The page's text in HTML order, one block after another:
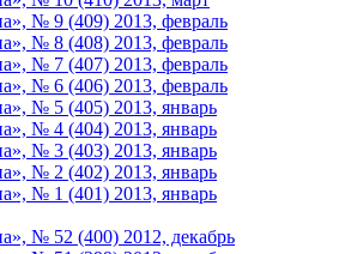
№ 9 (409) 2013, февраль
№ 8 (408) 2013, февраль
№ 7 (407) 2013, февраль
№ 6 (406) 2013, февраль
№ 5 (405) 2013, январь
№ 4 (404) 2013, январь
№ 3 (403) 2013, январь
№ 2 (402) 2013, январь
№ 1 (401) 2013, январь
№ 52 (400) 2012, декабрь